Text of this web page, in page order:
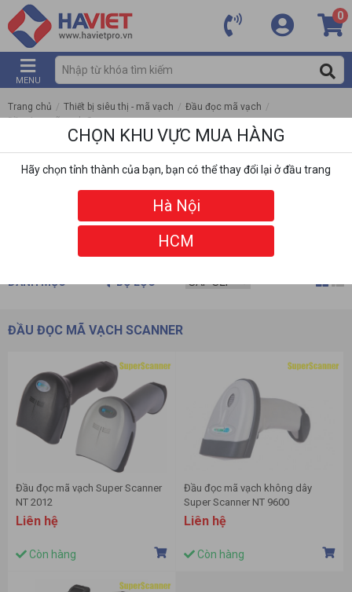
0
MENU
Trang chủ / Thiết bị siêu thị - mã vạch / Đầu đọc mã vạch /
Đầu đọc mã vạch Scanner
DANH MỤC BỘ LỌC
ĐẦU ĐỌC MÃ VẠCH SCANNER
Đầu đọc mã vạch Super Scanner
NT 2012
Liên hệ
Còn hàng
Đầu đọc mã vạch không dây
Super Scanner NT 9600
Liên hệ
Còn hàng
CHỌN KHU VỰC MUA HÀNG
Hãy chọn tỉnh thành của bạn, bạn có thể thay đổi lại ở đầu trang
Hà Nội
HCM